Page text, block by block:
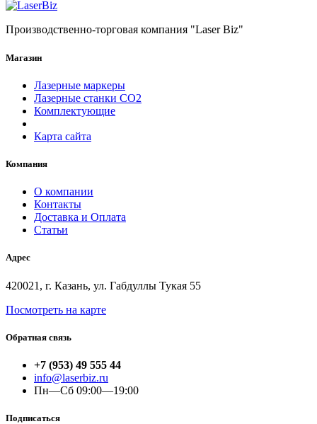
Производственно-торговая компания "Laser Biz"
Магазин
Лазерные маркеры
Лазерные станки СО2
Комплектующие
Карта сайта
Компания
О компании
Контакты
Доставка и Оплата
Статьи
Адрес
420021, г. Казань, ул. Габдуллы Тукая 55
Посмотреть на карте
Обратная связь
+7 (953) 49 555 44
info@laserbiz.ru
Пн—Сб 09:00—19:00
Подписаться